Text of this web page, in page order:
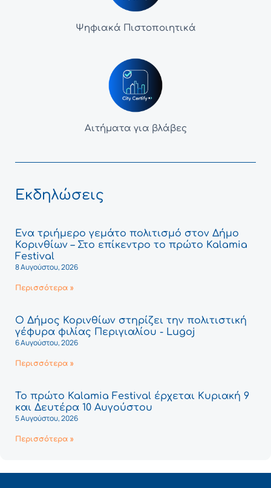
Ψηφιακά Πιστοποιητικά
Αιτήματα για βλάβες
Εκδηλώσεις
Ένα τριήμερο γεμάτο πολιτισμό στον Δήμο
Κορινθίων – Στο επίκεντρο το πρώτο Kalamia
Festival
8 Αυγούστου, 2026
Περισσότερα »
Ο Δήμος Κορινθίων στηρίζει την πολιτιστική
γέφυρα φιλίας Περιγιαλίου - Lugoj
6 Αυγούστου, 2026
Περισσότερα »
Το πρώτο Kalamia Festival έρχεται Κυριακή 9
και Δευτέρα 10 Αυγούστου
5 Αυγούστου, 2026
Περισσότερα »